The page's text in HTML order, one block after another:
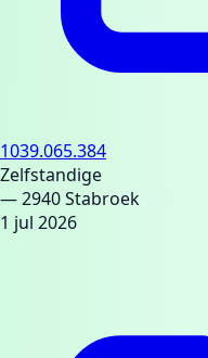
1039.065.384
Zelfstandige
— 2940 Stabroek
1 jul 2026